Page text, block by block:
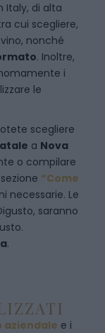
Italy, di alta
cui scegliere,
nonché
. Inoltre,
i
le
scegliere
a Nova
o compilare
“Come
necessarie. Le
saranno
.
aziendale e i